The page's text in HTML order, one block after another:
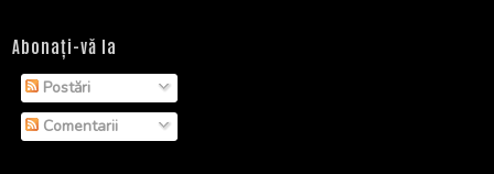
Abonați-vă la
Postări
Comentarii